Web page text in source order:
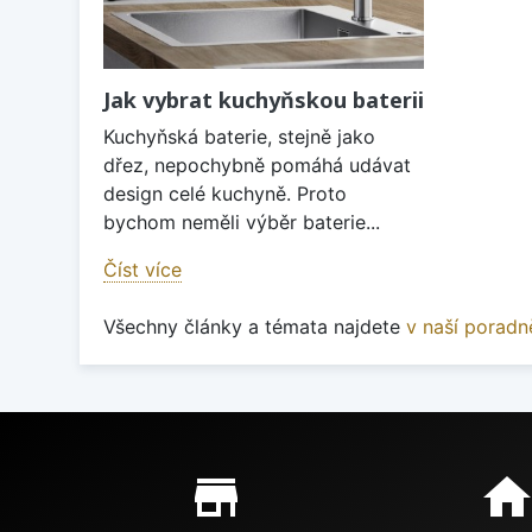
Jak vybrat kuchyňskou baterii
Kuchyňská baterie, stejně jako
dřez, nepochybně pomáhá udávat
design celé kuchyně. Proto
bychom neměli výběr baterie...
Číst více
Všechny články a témata najdete v naší
Proč nakupovat u nás?
store_mall_directory home